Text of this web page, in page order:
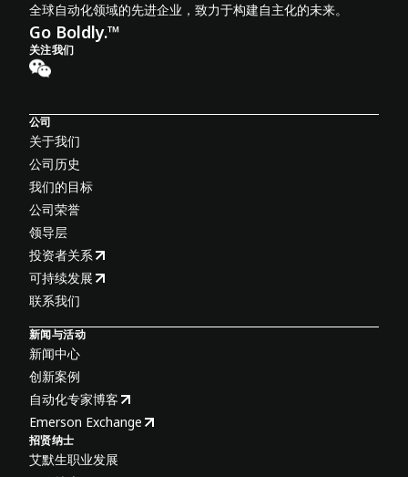
全球自动化领域的先进企业，致力于构建自主化的未来。
Go Boldly.™
关注我们
公司
关于我们
公司历史
我们的目标
公司荣誉
领导层
投资者关系
可持续发展
联系我们
新闻与活动
新闻中心
创新案例
自动化专家博客
Emerson Exchange
招贤纳士
艾默生职业发展